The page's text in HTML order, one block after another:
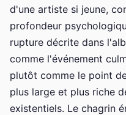
d'une artiste si jeune,
profondeur
rupture décrite dans
comme l'événement
plutôt comme le point
plus large et plus riche
existentiels. Le chagrin